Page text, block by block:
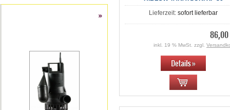
»
Lieferzeit: sofort lieferbar
86,00
inkl. 19 % MwSt. zzgl.